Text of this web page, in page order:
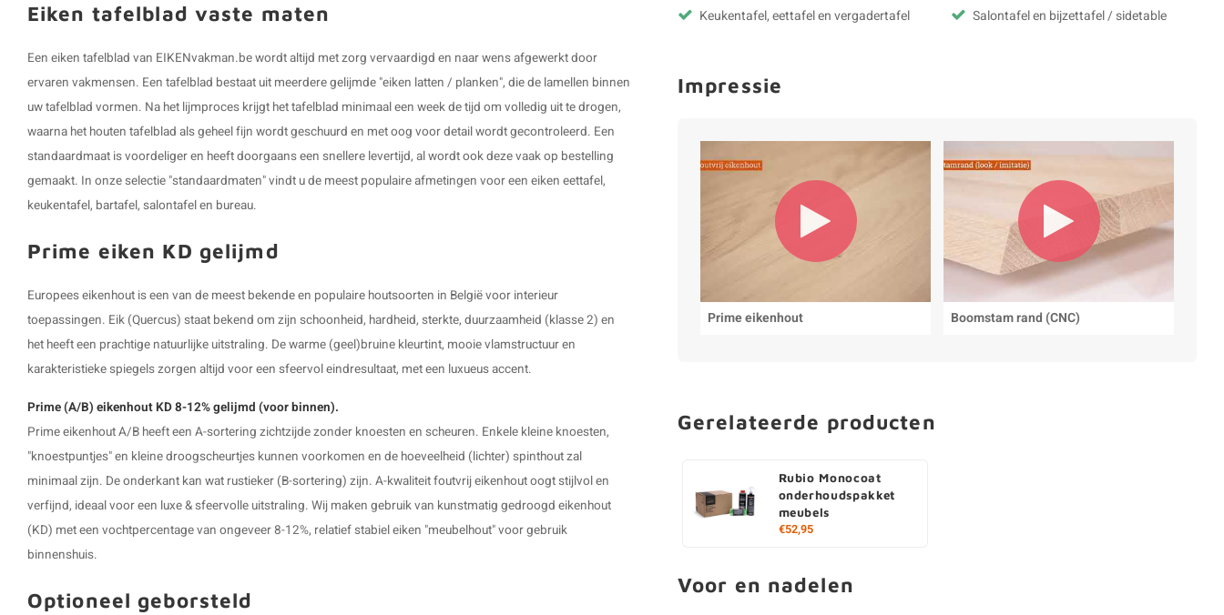
Eiken tafelblad vaste maten
Een eiken tafelblad van EIKENvakman.be wordt altijd met zorg vervaardigd en naar wens afgewerkt door
ervaren vakmensen. Een tafelblad bestaat uit meerdere gelijmde "eiken latten / planken", die de lamellen binnen
uw tafelblad vormen. Na het lijmproces krijgt het tafelblad minimaal een week de tijd om volledig uit te drogen,
waarna het houten tafelblad als geheel fijn wordt geschuurd en met oog voor detail wordt gecontroleerd. Een
standaardmaat is voordeliger en heeft doorgaans een snellere levertijd, al wordt ook deze vaak op bestelling
gemaakt. In onze selectie "standaardmaten" vindt u de meest populaire afmetingen voor een eiken eettafel,
keukentafel, bartafel, salontafel en bureau.
Prime eiken KD gelijmd
Europees eikenhout is een van de meest bekende en populaire houtsoorten in België voor interieur
toepassingen. Eik (Quercus) staat bekend om zijn schoonheid, hardheid, sterkte, duurzaamheid (klasse 2) en
het heeft een prachtige natuurlijke uitstraling. De warme (geel)bruine kleurtint, mooie vlamstructuur en
karakteristieke spiegels zorgen altijd voor een sfeervol eindresultaat, met een luxueus accent.
Prime (A/B) eikenhout KD 8-12% gelijmd (voor binnen).
Prime eikenhout A/B heeft een A-sortering zichtzijde zonder knoesten en scheuren. Enkele kleine knoesten,
"knoestpuntjes" en kleine droogscheurtjes kunnen voorkomen en de hoeveelheid (lichter) spinthout zal
minimaal zijn. De onderkant kan wat rustieker (B-sortering) zijn. A-kwaliteit foutvrij eikenhout oogt stijlvol en
verfijnd, ideaal voor een luxe & sfeervolle uitstraling. Wij maken gebruik van kunstmatig gedroogd eikenhout
(KD) met een vochtpercentage van ongeveer 8-12%, relatief stabiel eiken "meubelhout" voor gebruik
binnenshuis.
Optioneel geborsteld
Keukentafel, eettafel en vergadertafel
Salontafel en bijzettafel / sidetable
Impressie
Prime eikenhout Boomstam rand (CNC)
Gerelateerde producten
Rubio Monocoat
onderhoudspakket
meubels
€52,95
Voor en nadelen